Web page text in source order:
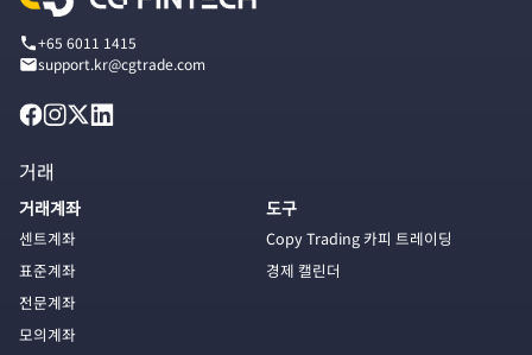
+65 6011 1415
support.kr@cgtrade.com
거래
거래계좌
센트계좌
표준계좌
전문계좌
모의계좌
도구
Copy Trading 카피 트레이딩
경제 캘린더